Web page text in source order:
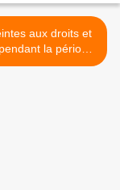
aux droits et
la période
olympiques de